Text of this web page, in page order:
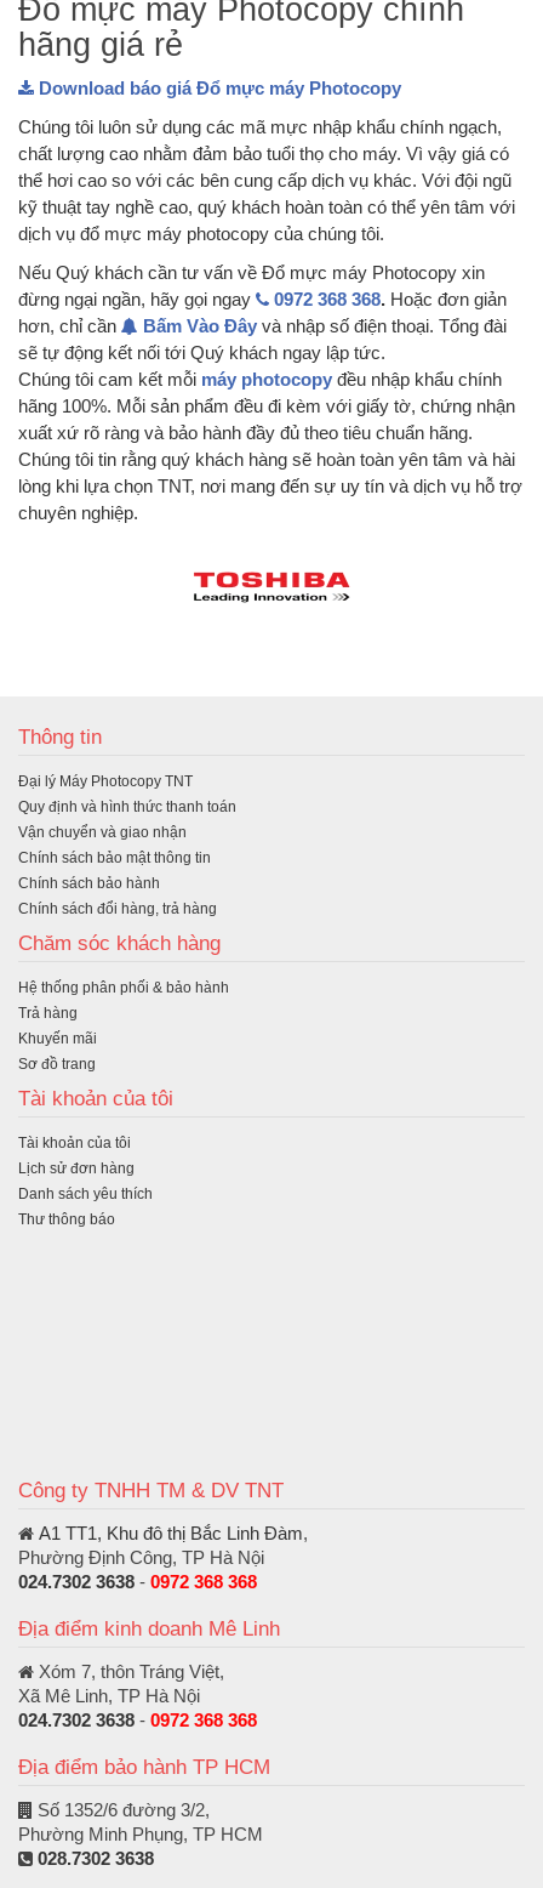
Đổ mực máy Photocopy chính
hãng giá rẻ
Download báo giá Đổ mực máy Photocopy
Chúng tôi luôn sử dụng các mã mực nhập khẩu chính ngạch,
chất lượng cao nhằm đảm bảo tuổi thọ cho máy. Vì vậy giá có
thể hơi cao so với các bên cung cấp dịch vụ khác. Với đội ngũ
kỹ thuật tay nghề cao, quý khách hoàn toàn có thể yên tâm với
dịch vụ đổ mực máy photocopy của chúng tôi.
Nếu Quý khách cần tư vấn về Đổ mực máy Photocopy xin
đừng ngại ngần, hãy gọi ngay
0972 368 368. Hoặc đơn giản
hơn, chỉ cần
Bấm Vào Đây và nhập số điện thoại. Tổng đài
sẽ tự động kết nối tới Quý khách ngay lập tức.
Chúng tôi cam kết mỗi máy photocopy đều nhập khẩu chính
hãng 100%. Mỗi sản phẩm đều đi kèm với giấy tờ, chứng nhận
xuất xứ rõ ràng và bảo hành đầy đủ theo tiêu chuẩn hãng.
Chúng tôi tin rằng quý khách hàng sẽ hoàn toàn yên tâm và hài
lòng khi lựa chọn TNT, nơi mang đến sự uy tín và dịch vụ hỗ trợ
chuyên nghiệp.
Thông tin
Đại lý Máy Photocopy TNT
Quy định và hình thức thanh toán
Vận chuyển và giao nhận
Chính sách bảo mật thông tin
Chính sách bảo hành
Chính sách đổi hàng, trả hàng
Chăm sóc khách hàng
Hệ thống phân phối & bảo hành
Trả hàng
Khuyến mãi
Sơ đồ trang
Tài khoản của tôi
Tài khoản của tôi
Lịch sử đơn hàng
Danh sách yêu thích
Thư thông báo
Công ty TNHH TM & DV TNT
A1 TT1, Khu đô thị Bắc Linh Đàm,
Phường Định Công, TP Hà Nội
024.7302 3638 - 0972 368 368
Địa điểm kinh doanh Mê Linh
Xóm 7, thôn Tráng Việt,
Xã Mê Linh, TP Hà Nội
024.7302 3638 - 0972 368 368
Địa điểm bảo hành TP HCM
Số 1352/6 đường 3/2,
Phường Minh Phụng, TP HCM
028.7302 3638